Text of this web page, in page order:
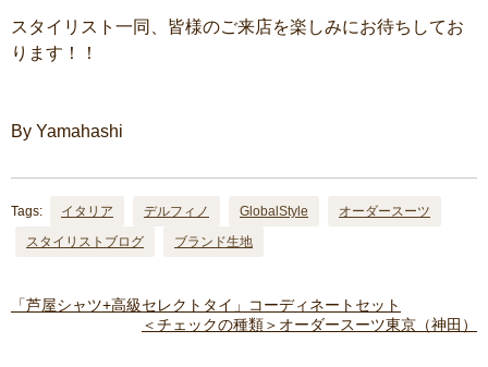
スタイリスト一同、皆様のご来店を楽しみにお待ちしてお
ります！！
By Yamahashi
Tags: イタリア デルフィノ GlobalStyle
オーダースーツ
スタイリストブログ
ブランド生地
「芦屋シャツ+高級セレクトタイ」コーディネートセット
＜チェックの種類＞オーダースーツ東京（神田）